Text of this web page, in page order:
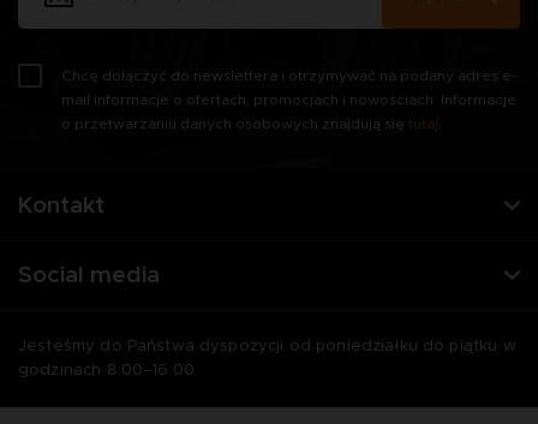
Kontakt
Social media
Jesteśmy do Państwa dyspozycji od poniedziałku do piątku w
godzinach 8:00–16:00
Chcę dołączyć do newslettera i otrzymywać na podany adres e-
mail informacje o ofertach, promocjach i nowościach. Informacje
o przetwarzaniu danych osobowych znajdują się tutaj